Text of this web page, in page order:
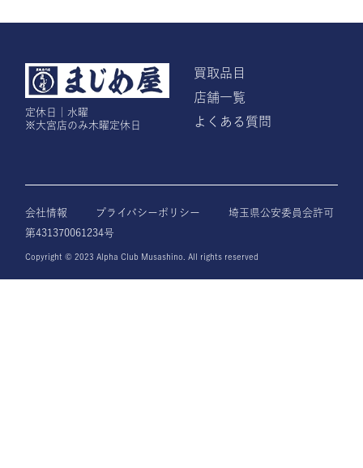
定休日｜水曜
※大宮店のみ木曜定休日
買取品目
店舗一覧
よくある質問
会社情報 プライバシーポリシー
埼玉県公安委員会許可
第431370061234号
Copyright © 2023 Alpha Club Musashino. All rights reserved